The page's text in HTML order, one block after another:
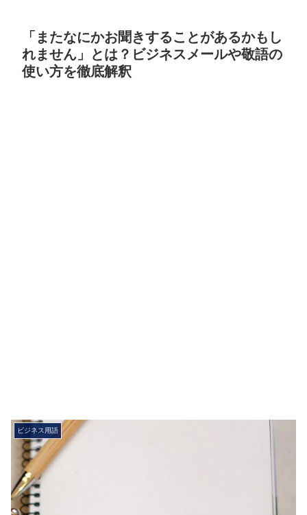
「またなにかお聞きすることがあるかもし
れません」とは？ビジネスメールや敬語の
使い方を徹底解釈
ビジネス用語